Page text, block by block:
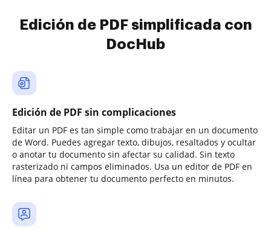
Edición de PDF simplificada con
DocHub
Edición de PDF sin complicaciones
Editar un PDF es tan simple como trabajar en un documento
de Word. Puedes agregar texto, dibujos, resaltados y ocultar
o anotar tu documento sin afectar su calidad. Sin texto
rasterizado ni campos eliminados. Usa un editor de PDF en
línea para obtener tu documento perfecto en minutos.